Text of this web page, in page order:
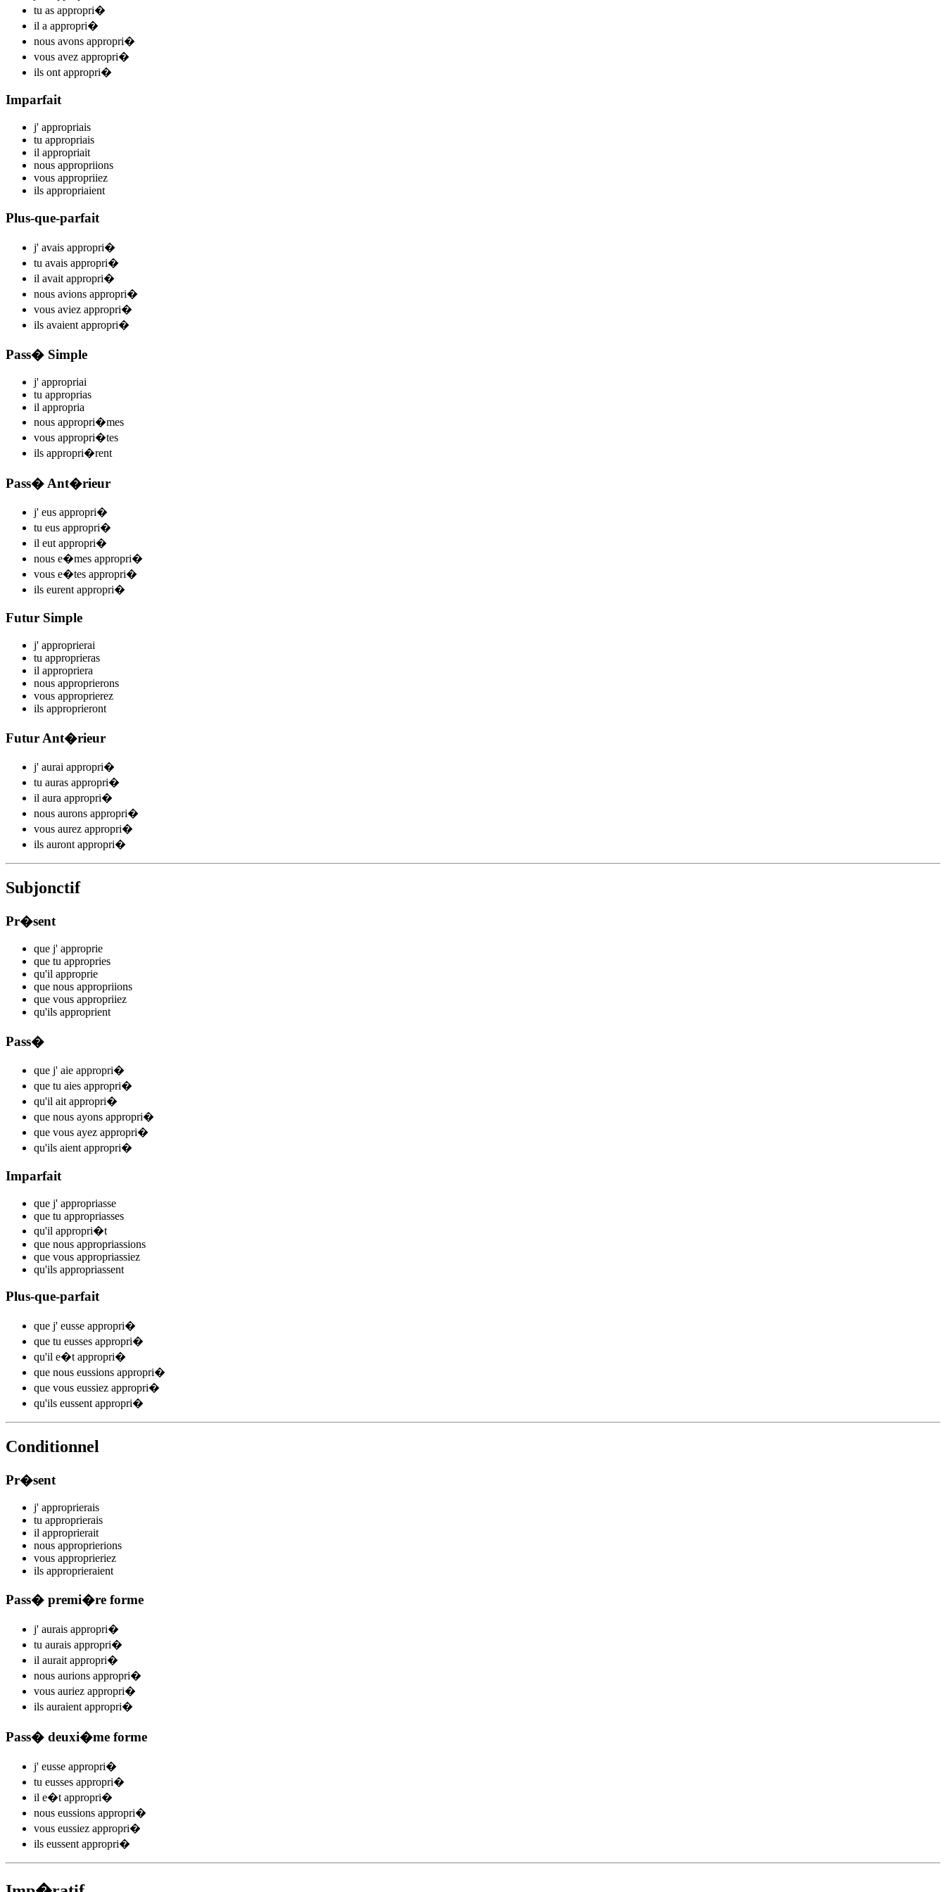
tu as appropri�
il a appropri�
nous avons appropri�
vous avez appropri�
ils ont appropri�
Imparfait
j' appropriais
tu appropriais
il appropriait
nous appropriions
vous appropriiez
ils appropriaient
Plus-que-parfait
j' avais appropri�
tu avais appropri�
il avait appropri�
nous avions appropri�
vous aviez appropri�
ils avaient appropri�
Pass� Simple
j' appropriai
tu approprias
il appropria
nous appropri�mes
vous appropri�tes
ils appropri�rent
Pass� Ant�rieur
j' eus appropri�
tu eus appropri�
il eut appropri�
nous e�mes appropri�
vous e�tes appropri�
ils eurent appropri�
Futur Simple
j' approprierai
tu approprieras
il appropriera
nous approprierons
vous approprierez
ils approprieront
Futur Ant�rieur
j' aurai appropri�
tu auras appropri�
il aura appropri�
nous aurons appropri�
vous aurez appropri�
ils auront appropri�
Subjonctif
Pr�sent
que j' approprie
que tu appropries
qu'il approprie
que nous appropriions
que vous appropriiez
qu'ils approprient
Pass�
que j' aie appropri�
que tu aies appropri�
qu'il ait appropri�
que nous ayons appropri�
que vous ayez appropri�
qu'ils aient appropri�
Imparfait
que j' appropriasse
que tu appropriasses
qu'il appropri�t
que nous appropriassions
que vous appropriassiez
qu'ils appropriassent
Plus-que-parfait
que j' eusse appropri�
que tu eusses appropri�
qu'il e�t appropri�
que nous eussions appropri�
que vous eussiez appropri�
qu'ils eussent appropri�
Conditionnel
Pr�sent
j' approprierais
tu approprierais
il approprierait
nous approprierions
vous approprieriez
ils approprieraient
Pass� premi�re forme
j' aurais appropri�
tu aurais appropri�
il aurait appropri�
nous aurions appropri�
vous auriez appropri�
ils auraient appropri�
Pass� deuxi�me forme
j' eusse appropri�
tu eusses appropri�
il e�t appropri�
nous eussions appropri�
vous eussiez appropri�
ils eussent appropri�